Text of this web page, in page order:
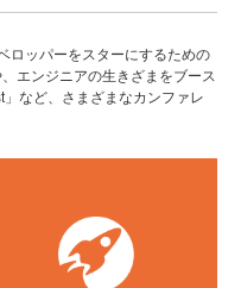
ロッパーをスターにするための
エンジニアの生きざまをブース
など、さまざまなカンファレ